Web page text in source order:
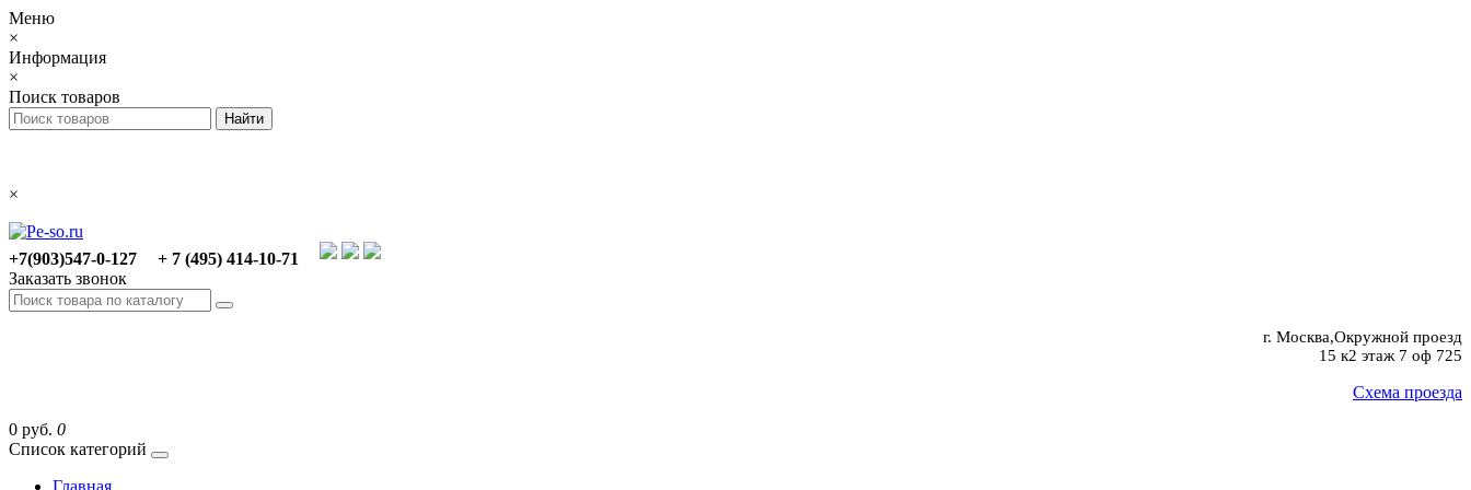
Меню
×
Информация
×
Поиск товаров
×
+7(903)547-0-127
+ 7 (495) 414-10-71
Заказать звонок
г. Москва,Окружной проезд
15 к2 этаж 7 оф 725
Схема проезда
0 руб. 0
Список категорий
Главная